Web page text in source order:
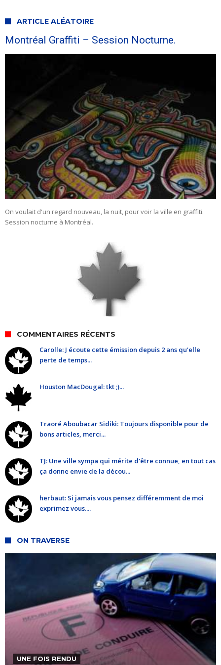
ARTICLE ALÉATOIRE
Montréal Graffiti – Session Nocturne.
On voulait d'un regard nouveau, la nuit, pour voir la ville en graffiti.
Session nocturne à Montréal.
COMMENTAIRES RÉCENTS
Carolle: J écoute cette émission depuis 2 ans qu'elle
perte de temps...
Houston MacDougal: tkt ;)...
Traoré Aboubacar Sidiki: Toujours disponible pour de
bons articles, merci...
TJ: Une ville sympa qui mérite d'être connue, en tout cas
ça donne envie de la décou...
herbaut: Si jamais vous pensez différemment de moi
exprimez vous....
ON TRAVERSE
UNE FOIS RENDU